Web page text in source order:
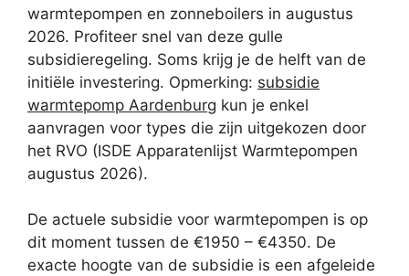
warmtepompen en zonneboilers in augustus
2026. Profiteer snel van deze gulle
subsidieregeling. Soms krijg je de helft van de
initiële investering. Opmerking: subsidie
warmtepomp Aardenburg kun je enkel
aanvragen voor types die zijn uitgekozen door
het RVO (ISDE Apparatenlijst Warmtepompen
augustus 2026).
De actuele subsidie voor warmtepompen is op
dit moment tussen de €1950 – €4350. De
exacte hoogte van de subsidie is een afgeleide